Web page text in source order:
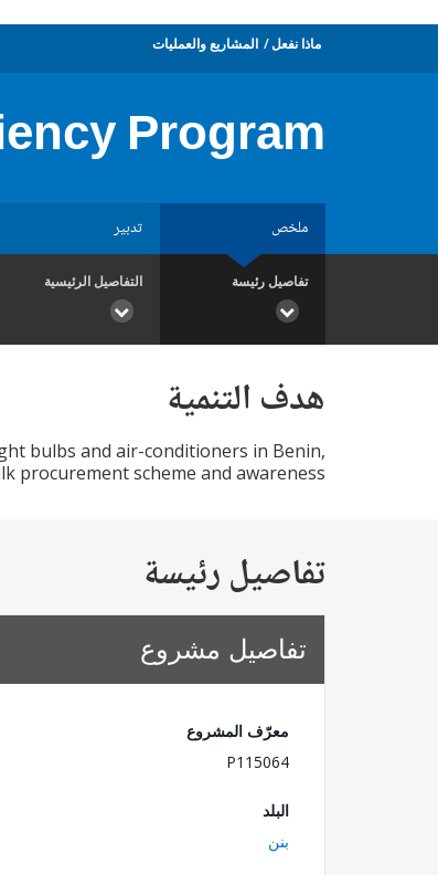
ماذا نفعل المشاريع والعمليات
Program
ملخص تدبير
تفاصيل رئيسة التفاصيل الرئيسية
هدف التنمية
bulbs and air-conditioners in Benin,
scheme and awareness.
تفاصيل رئيسة
تفاصيل مشروع
معرّف المشروع
P115064
البلد
بنن